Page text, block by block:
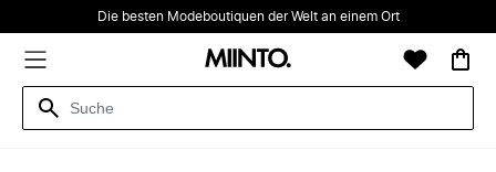
Die besten Modeboutiquen der Welt an einem Ort